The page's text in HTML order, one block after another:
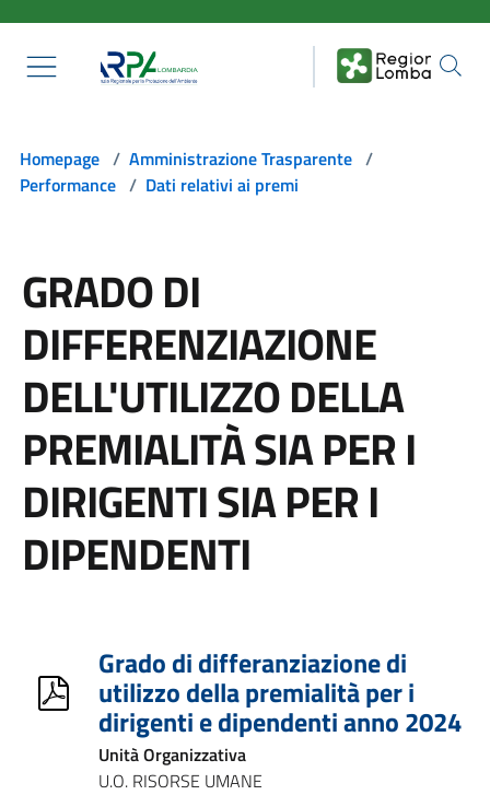
Homepage / Amministrazione Trasparente /
Performance / Dati relativi ai premi
GRADO DI
DIFFERENZIAZIONE
DELL'UTILIZZO DELLA
PREMIALITÀ SIA PER I
DIRIGENTI SIA PER I
DIPENDENTI
Grado di differanziazione di
utilizzo della premialità per i
dirigenti e dipendenti anno 2024
Unità Organizzativa
U.O. RISORSE UMANE